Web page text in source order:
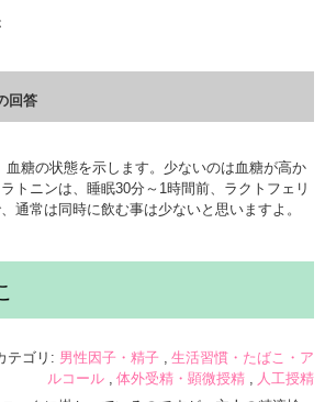
回答
血糖の状態を示します。少ないのは血糖が高か
トニンは、睡眠30分～1時間前、ラクトフェリ
通常は同時に飲む事は少ないと思いますよ。
テゴリ: 男性因子・精子
生活習慣・たばこ・ア
ルコール
体外受精・顕微授精 人工授精